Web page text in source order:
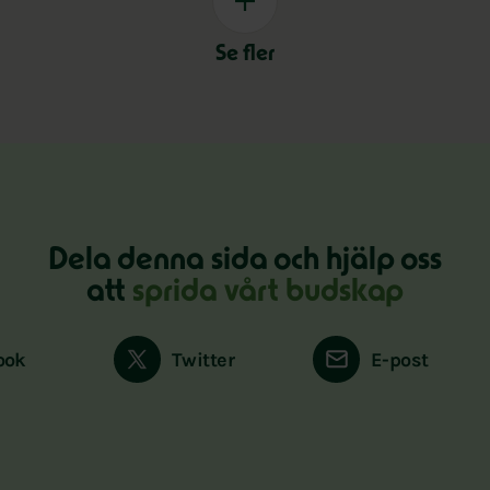
Se fler
Dela denna sida och hjälp oss
att sprida vårt budskap
Twitter E-post